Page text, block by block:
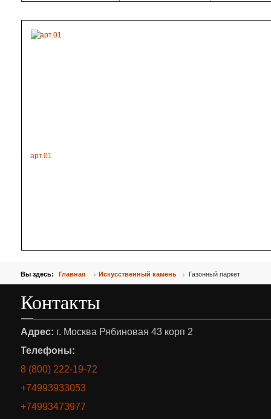
арт.01
Вы здесь: Главная Искусственный камень Газонный паркет
Контакты
Адрес: г. Москва Рябиновая 43 корп 2
Телефоны:
8 (800) 222-19-72
+74993933053
+74993473977